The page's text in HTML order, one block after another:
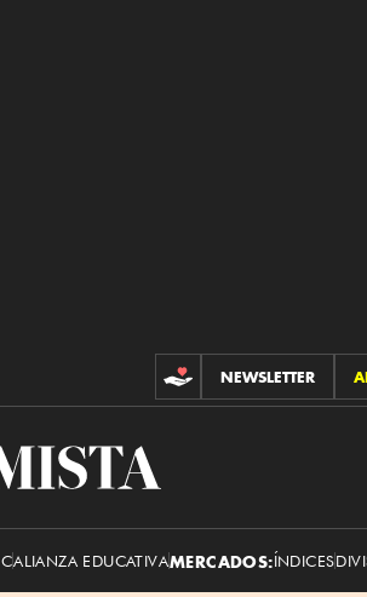
CONTRIBUCIONES
NEWSLETTER
ALIANZA EDUCATIVAMERCADOS:ÍNDICES